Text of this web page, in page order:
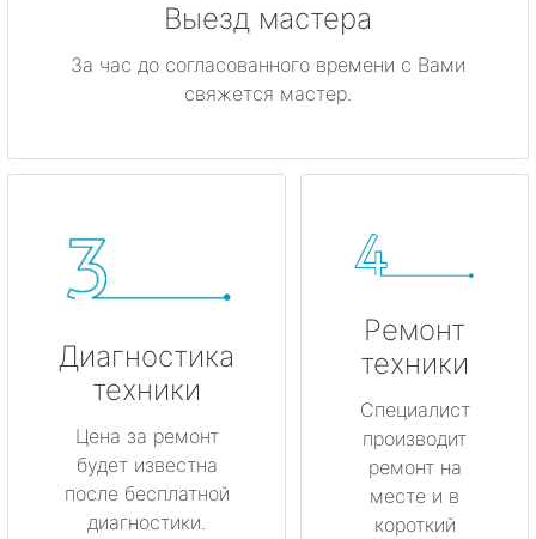
Выезд мастера
За час до согласованного времени с Вами
свяжется мастер.
Диагностика
техники
Цена за ремонт
будет известна
после бесплатной
диагностики.
Ремонт
техники
Специалист
производит
ремонт на
месте и в
короткий